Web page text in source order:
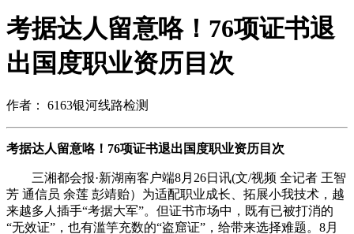
考据达人留意咯！76项证书退
出国度职业资历目次
作者： 6163银河线路检测
考据达人留意咯！76项证书退出国度职业资历目次
三湘都会报·新湖南客户端8月26日讯(文/视频 全记者 王智
芳 通信员 余莲 彭靖贻）为适配职业成长、拓展小我技术，越
来越多人插手“考据大军”。但证书市场中，既有已被打消的
“无效证”，也有滥竽充数的“盗窟证”，给带来选择难题。8月